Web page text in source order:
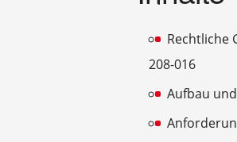
Rechtliche
208-016
Aufbau